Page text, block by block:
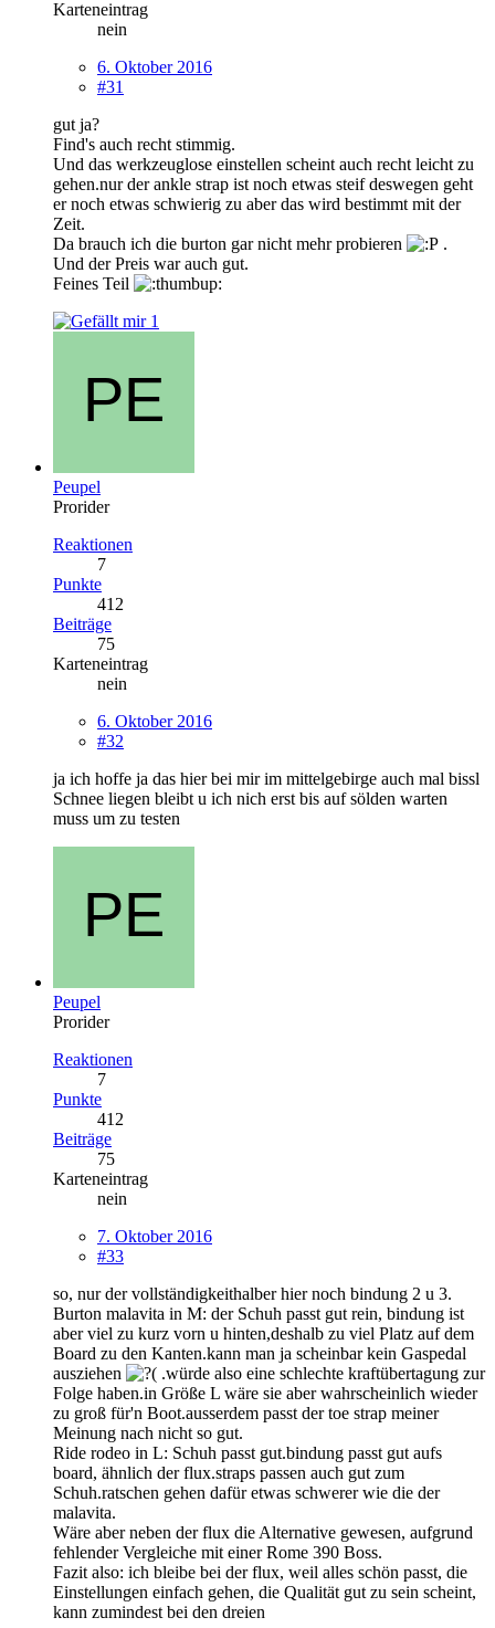
Karteneintrag
nein
6. Oktober 2016
#31
gut ja?
Find's auch recht stimmig.
Und das werkzeuglose einstellen scheint auch recht leicht zu
gehen.nur der ankle strap ist noch etwas steif deswegen geht
er noch etwas schwierig zu aber das wird bestimmt mit der
Zeit.
Da brauch ich die burton gar nicht mehr probieren
.
Und der Preis war auch gut.
Feines Teil
1
Peupel
Prorider
Reaktionen
7
Punkte
412
Beiträge
75
Karteneintrag
nein
6. Oktober 2016
#32
ja ich hoffe ja das hier bei mir im mittelgebirge auch mal bissl
Schnee liegen bleibt u ich nich erst bis auf sölden warten
muss um zu testen
Peupel
Prorider
Reaktionen
7
Punkte
412
Beiträge
75
Karteneintrag
nein
7. Oktober 2016
#33
so, nur der vollständigkeithalber hier noch bindung 2 u 3.
Burton malavita in M: der Schuh passt gut rein, bindung ist
aber viel zu kurz vorn u hinten,deshalb zu viel Platz auf dem
Board zu den Kanten.kann man ja scheinbar kein Gaspedal
ausziehen
.würde also eine schlechte kraftübertagung zur
Folge haben.in Größe L wäre sie aber wahrscheinlich wieder
zu groß für'n Boot.ausserdem passt der toe strap meiner
Meinung nach nicht so gut.
Ride rodeo in L: Schuh passt gut.bindung passt gut aufs
board, ähnlich der flux.straps passen auch gut zum
Schuh.ratschen gehen dafür etwas schwerer wie die der
malavita.
Wäre aber neben der flux die Alternative gewesen, aufgrund
fehlender Vergleiche mit einer Rome 390 Boss.
Fazit also: ich bleibe bei der flux, weil alles schön passt, die
Einstellungen einfach gehen, die Qualität gut zu sein scheint,
kann zumindest bei den dreien